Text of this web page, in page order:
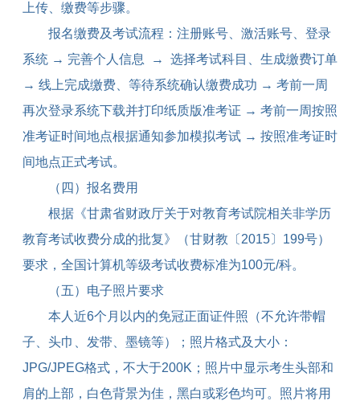
上传、缴费等步骤。
报名缴费及考试流程：注册账号、激活账号、登录
系统 → 完善个人信息
→
选择考试科目、生成缴费订单
→ 线上完成缴费、等待系统确认缴费成功 → 考前一周
再次登录系统下载并打印纸质版准考证 → 考前一周按照
准考证时间地点根据通知参加模拟考试 → 按照准考证时
间地点正式考试。
（四）报名费用
根据《甘肃省财政厅关于对教育考试院相关非学历
教育考试收费分成的批复》（甘财教〔 2015〕 199号）
要求，全国计算机等级考试收费标准为100元/科。
（五）电子照片要求
本人近6个月以内的免冠正面证件照（不允许带帽
子、头巾、发带、墨镜等）；照片格式及大小：
JPG/JPEG格式，不大于200K ；照片中显示考生头部和
肩的上部，白色背景为佳，黑白或彩色均可。照片将用